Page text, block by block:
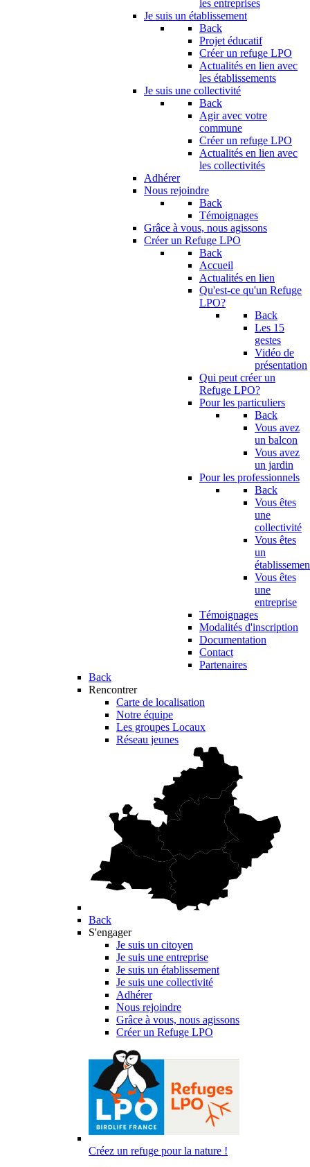
les entreprises
Je suis un établissement
Back
Projet éducatif
Créer un refuge LPO
Actualités en lien avec
les établissements
Je suis une collectivité
Back
Agir avec votre
commune
Créer un refuge LPO
Actualités en lien avec
les collectivités
Adhérer
Nous rejoindre
Back
Témoignages
Grâce à vous, nous agissons
Créer un Refuge LPO
Back
Accueil
Actualités en lien
Qu'est-ce qu'un Refuge
LPO?
Back
Les 15
gestes
Vidéo de
présentation
Qui peut créer un
Refuge LPO?
Pour les particuliers
Back
Vous avez
un balcon
Vous avez
un jardin
Pour les professionnels
Back
Vous êtes
une
collectivité
Vous êtes
un
Vous êtes
une
entreprise
Témoignages
Modalités d'inscription
Documentation
Contact
Partenaires
Back
Rencontrer
Carte de localisation
Notre équipe
Les groupes Locaux
Réseau jeunes
Back
S'engager
Je suis un citoyen
Je suis une entreprise
Je suis un établissement
Je suis une collectivité
Adhérer
Nous rejoindre
Grâce à vous, nous agissons
Créer un Refuge LPO
Créez un refuge pour la nature !